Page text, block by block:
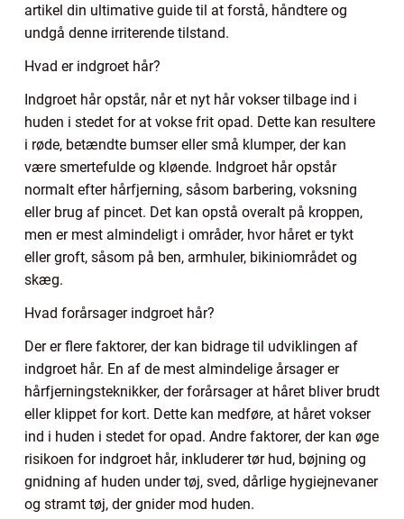
artikel din ultimative guide til at forstå, håndtere og
undgå denne irriterende tilstand.
Hvad er indgroet hår?
Indgroet hår opstår, når et nyt hår vokser tilbage ind i
huden i stedet for at vokse frit opad. Dette kan resultere
i røde, betændte bumser eller små klumper, der kan
være smertefulde og kløende. Indgroet hår opstår
normalt efter hårfjerning, såsom barbering, voksning
eller brug af pincet. Det kan opstå overalt på kroppen,
men er mest almindeligt i områder, hvor håret er tykt
eller groft, såsom på ben, armhuler, bikiniområdet og
skæg.
Hvad forårsager indgroet hår?
Der er flere faktorer, der kan bidrage til udviklingen af
indgroet hår. En af de mest almindelige årsager er
hårfjerningsteknikker, der forårsager at håret bliver brudt
eller klippet for kort. Dette kan medføre, at håret vokser
ind i huden i stedet for opad. Andre faktorer, der kan øge
risikoen for indgroet hår, inkluderer tør hud, bøjning og
gnidning af huden under tøj, sved, dårlige hygiejnevaner
og stramt tøj, der gnider mod huden.